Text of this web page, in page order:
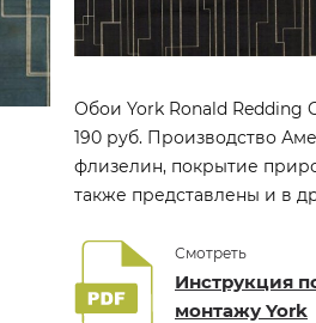
Обои York Ronald Redding
190 руб. Производство
флизелин, покрытие
также представлены и в
Смотреть
Инструкция
монтажу York